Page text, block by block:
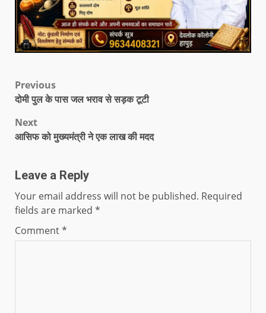
Previous
दोमी पुल के पास जल भराव से सड़क टूटी
Next
आसिफ को मुख्यमंत्री ने एक लाख की मदद
Leave a Reply
Your email address will not be published. Required
fields are marked *
Comment*